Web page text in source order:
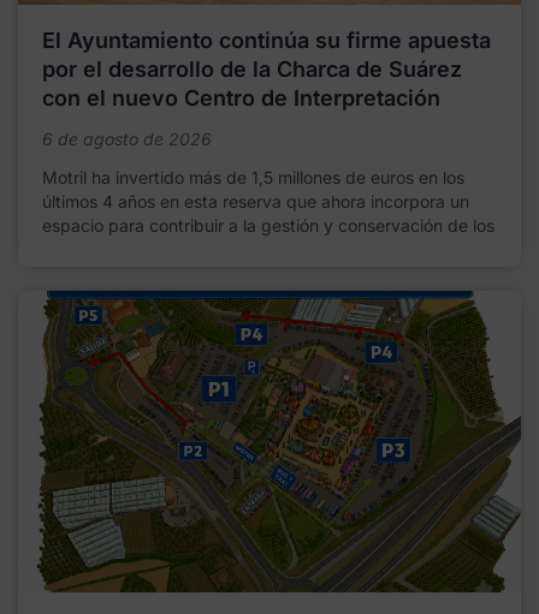
El Ayuntamiento continúa su firme apuesta
por el desarrollo de la Charca de Suárez
con el nuevo Centro de Interpretación
6 de agosto de 2026
Motril ha invertido más de 1,5 millones de euros en los
últimos 4 años en esta reserva que ahora incorpora un
espacio para contribuir a la gestión y conservación de los